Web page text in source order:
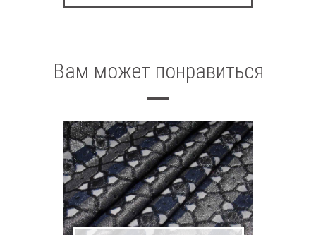
Вам может понравиться